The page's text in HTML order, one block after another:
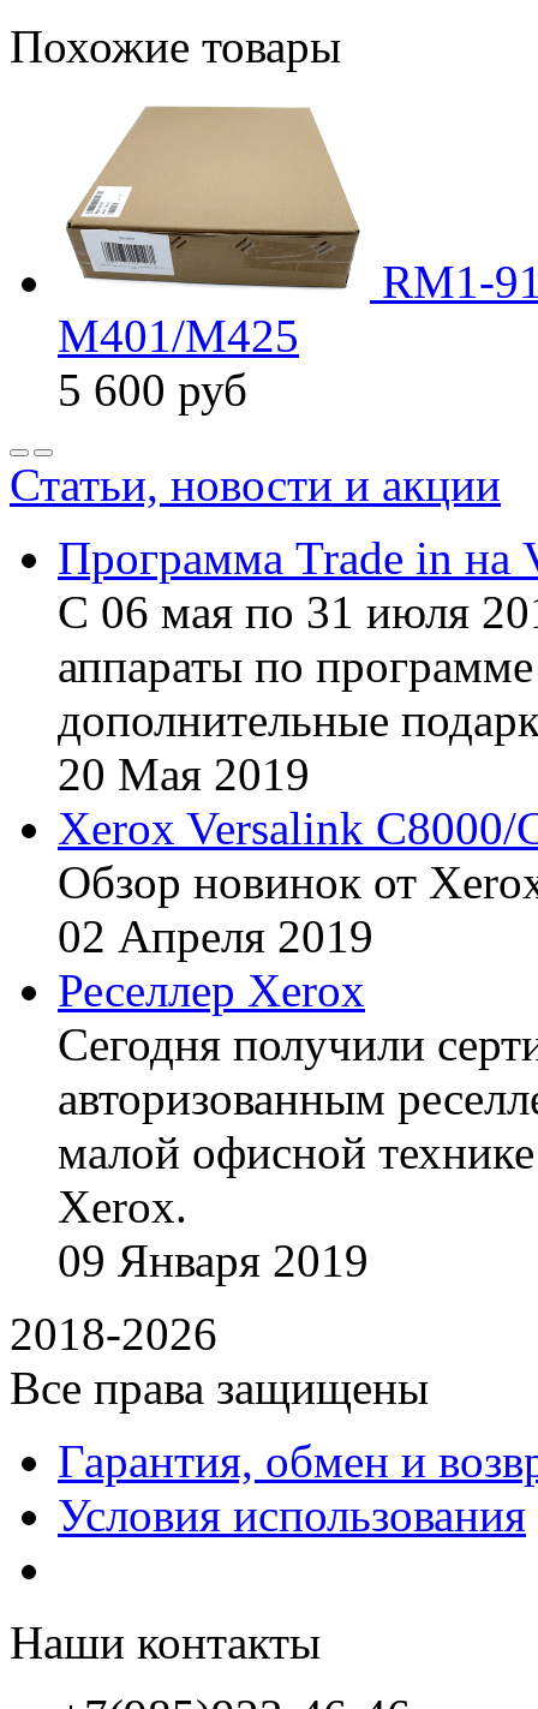
Похожие товары
RM1-
M401/M425
5 600 руб
Статьи, новости и акции
Программа Trade in на
С 06 мая по 31 июля
аппараты по
дополнительные
20 Мая 2019
Xerox Versalink C8000/
Обзор новинок от
02 Апреля 2019
Реселлер Xerox
Сегодня получили
авторизованным
малой офисной
Xerox.
09 Января 2019
2018-2026
Все права защищены
Гарантия, обмен и
Условия использования
Наши контакты